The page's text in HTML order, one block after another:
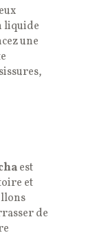
liquide
une
est
et
de